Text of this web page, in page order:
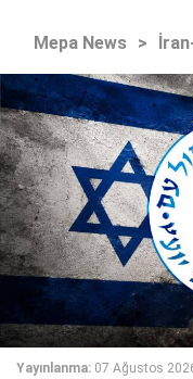
Mepa News >
Yayınlanma: 07 Ağustos